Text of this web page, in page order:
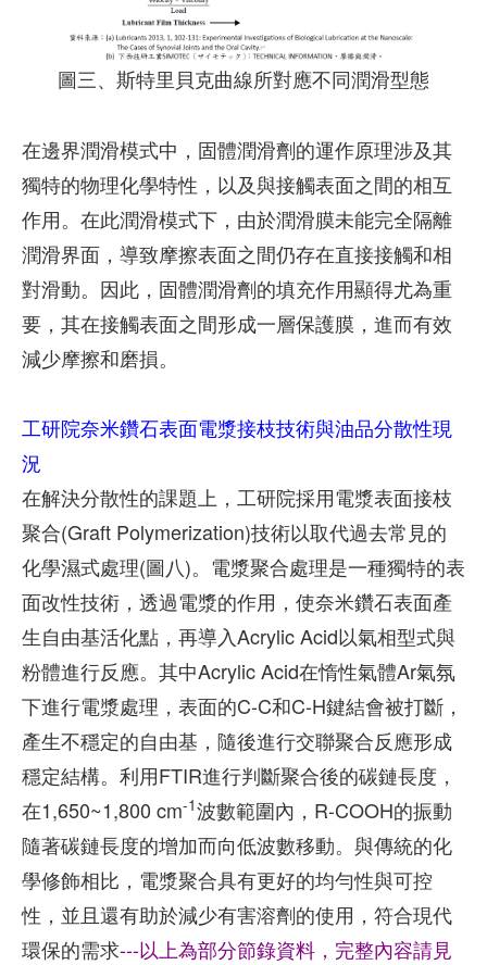
圖三、斯特里貝克曲線所對應不同潤滑型態
在邊界潤滑模式中，固體潤滑劑的運作原理涉及其
獨特的物理化學特性，以及與接觸表面之間的相互
作用。在此潤滑模式下，由於潤滑膜未能完全隔離
潤滑界面，導致摩擦表面之間仍存在直接接觸和相
對滑動。因此，固體潤滑劑的填充作用顯得尤為重
要，其在接觸表面之間形成一層保護膜，進而有效
減少摩擦和磨損。
工研院奈米鑽石表面電漿接枝技術與油品分散性現
況
在解決分散性的課題上，工研院採用電漿表面接枝
聚合(Graft Polymerization)技術以取代過去常見的
化學濕式處理(圖八)。電漿聚合處理是一種獨特的表
面改性技術，透過電漿的作用，使奈米鑽石表面產
生自由基活化點，再導入Acrylic Acid以氣相型式與
粉體進行反應。其中Acrylic Acid在惰性氣體Ar氣氛
下進行電漿處理，表面的C-C和C-H鍵結會被打斷，
產生不穩定的自由基，隨後進行交聯聚合反應形成
穩定結構。利用FTIR進行判斷聚合後的碳鏈長度，
在1,650~1,800 cm-1波數範圍內，R-COOH的振動
隨著碳鏈長度的增加而向低波數移動。與傳統的化
學修飾相比，電漿聚合具有更好的均勻性與可控
性，並且還有助於減少有害溶劑的使用，符合現代
環保的需求---以上為部分節錄資料，完整內容請見